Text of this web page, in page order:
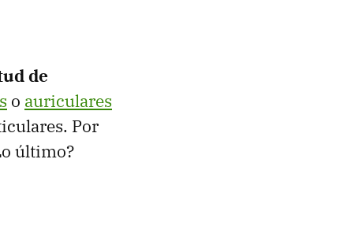
de
o auriculares
Por
último?